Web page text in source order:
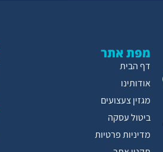
מפת אתר
דף הבית
אודותינו
מגזין צעצועים
ביטול עסקה
מדיניות פרטיות